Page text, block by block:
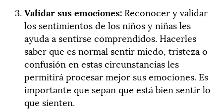
Validar sus emociones: Reconocer y validar
los sentimientos de los niños y niñas les
ayuda a sentirse comprendidos. Hacerles
saber que es normal sentir miedo, tristeza o
confusión en estas circunstancias les
permitirá procesar mejor sus emociones. Es
importante que sepan que está bien sentir lo
que sienten.